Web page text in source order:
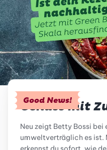
Good News!
Genuss mit
Neu zeigt Betty Bossi bei
umweltverträglich es ist.